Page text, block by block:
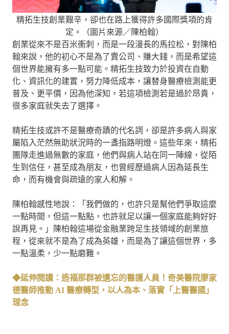
精拓生技創業艱辛，卻也在路上獲得許多國際獎項的肯
定。（圖片來源／陳柏翰）
創業從來不是百米衝刺，而是一段漫長的馬拉松，對陳柏
翰來說，他的初心不是為了賣公司、賺大錢，而是希望這
個世界能擁有多一點可能。精拓生技致力於投資在自動
化、資訊化的建置，努力降低成本，讓替身醫療檢測能更
普及、更平價，因為他深知，若這項檢測若是過於昂貴，
很多家庭就失去了選擇。
精拓生技或許不是醫療奇蹟的代名詞，卻是許多病人與家
屬陷入茫然無助狀況時的一盞指路明燈。這些年來，精拓
團隊走進過無數的家庭，他們與病人站在同一陣線，從陌
生到信任，甚至成為朋友，也曾經歷過病人因為延長生
命，而有機會與疏遠的家人和解。
陳柏翰感性地說：「我們做的，也許只是幫他們爭取這麼
一點時間，但這一點點，也許就足以讓一個家庭能夠好好
說再見。」陳柏翰這場從金融業跨足生技領域的創業旅
程，從來就不是為了成為英雄，而是為了讓這個世界，多
一點溫柔，少一點磨難。
◆延伸閱讀：造福那群被遺忘的醫護人員！奇美醫院廖家
德醫師推動 AI 醫療轉型，以人為本、落實「上醫醫國」
理念